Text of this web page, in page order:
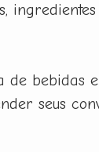
bebidas
seus